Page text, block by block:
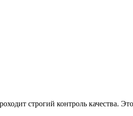
строгий контроль качества.